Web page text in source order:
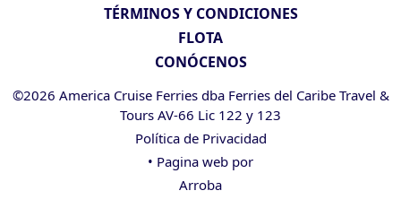
TÉRMINOS Y CONDICIONES
FLOTA
CONÓCENOS
©2026 America Cruise Ferries dba Ferries del Caribe Travel &
Tours AV-66 Lic 122 y 123
Política de Privacidad
• Pagina web por
Arroba